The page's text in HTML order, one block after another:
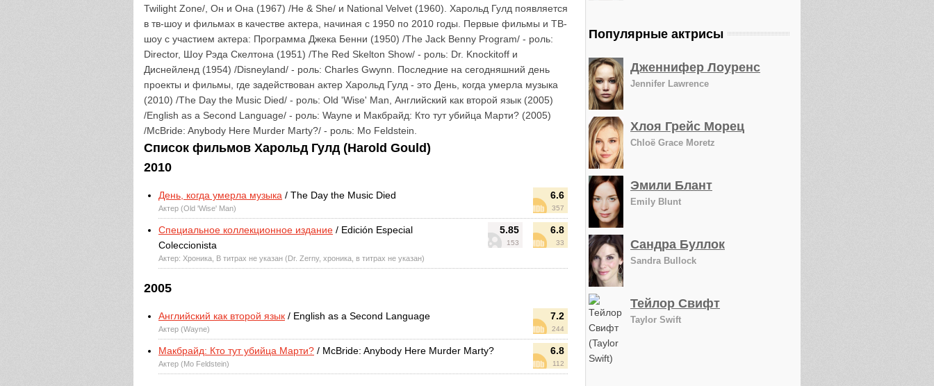
Twilight Zone/, Он и Она (1967) /He & She/ и National Velvet (1960). Харольд Гулд появляется
в тв-шоу и фильмах в качестве актера, начиная с 1950 по 2010 годы. Первые фильмы и ТВ-
шоу с участием актера: Программа Джека Бенни (1950) /The Jack Benny Program/ - роль:
Director, Шоу Рэда Скелтона (1951) /The Red Skelton Show/ - роль: Dr. Knockitoff и
Диснейленд (1954) /Disneyland/ - роль: Charles Gwynn. Последние на сегодняшний день
проекты и фильмы, где задействован актер Харольд Гулд - это День, когда умерла музыка
(2010) /The Day the Music Died/ - роль: Old 'Wise' Man, Английский как второй язык (2005)
/English as a Second Language/ - роль: Wayne и Макбрайд: Кто тут убийца Марти? (2005)
/McBride: Anybody Here Murder Marty?/ - роль: Mo Feldstein.
Список фильмов Харольд Гулд (Harold Gould)
2010
6.6
357
День, когда умерла музыка / The Day the Music Died
Актер (Old 'Wise' Man)
5.85
153
6.8
33
Специальное коллекционное издание / Edición Especial
Coleccionista
Актер: Хроника, В титрах не указан (Dr. Zerny, хроника, в титрах не указан)
2005
7.2
244
Английский как второй язык / English as a Second Language
Актер (Wayne)
6.8
112
Макбрайд: Кто тут убийца Марти? / McBride: Anybody Here Murder Marty?
Актер (Mo Feldstein)
Популярные актрисы
Дженнифер Лоуренс
Jennifer Lawrence
Хлоя Грейс Морец
Chloë Grace Moretz
Эмили Блант
Emily Blunt
Сандра Буллок
Sandra Bullock
Тейлор Свифт
Taylor Swift